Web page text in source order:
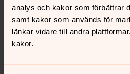
analys och kakor som förbättrar
samt kakor som används för
länkar vidare till andra
kakor.